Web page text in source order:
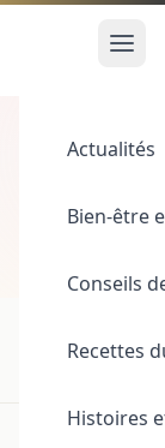
Actualités
Bien-être
Conseils
Recettes
Histoires
812
articles